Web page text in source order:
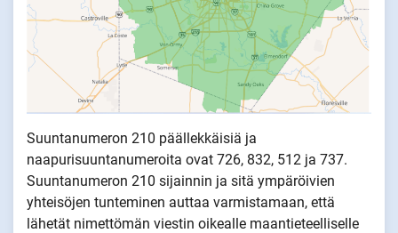
Suuntanumeron 210 päällekkäisiä ja
naapurisuuntanumeroita ovat 726, 832, 512 ja 737.
Suuntanumeron 210 sijainnin ja sitä ympäröivien
yhteisöjen tunteminen auttaa varmistamaan, että
lähetät nimettömän viestin oikealle maantieteelliselle